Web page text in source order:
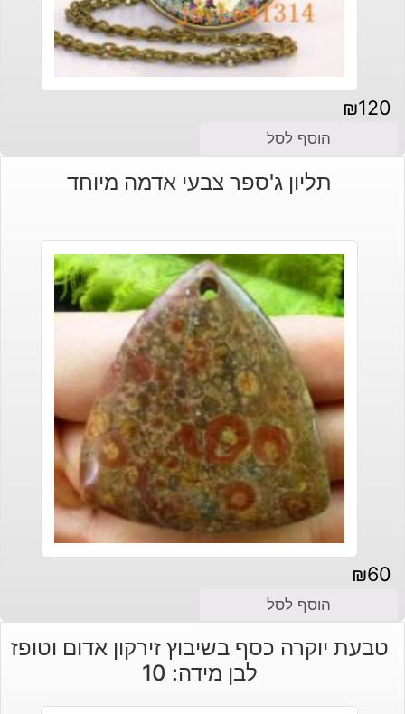
₪120
הוסף לסל
תליון ג'ספר צבעי אדמה מיוחד
₪60
הוסף לסל
טבעת יוקרה כסף בשיבוץ זירקון אדום וטופז
לבן מידה: 10